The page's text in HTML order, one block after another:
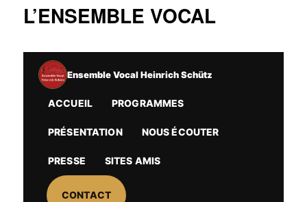
L’ENSEMBLE VOCAL
Ensemble Vocal Heinrich Schütz
ACCUEIL PROGRAMMES
PRÉSENTATION NOUS ÉCOUTER
PRESSE SITES AMIS
CONTACT